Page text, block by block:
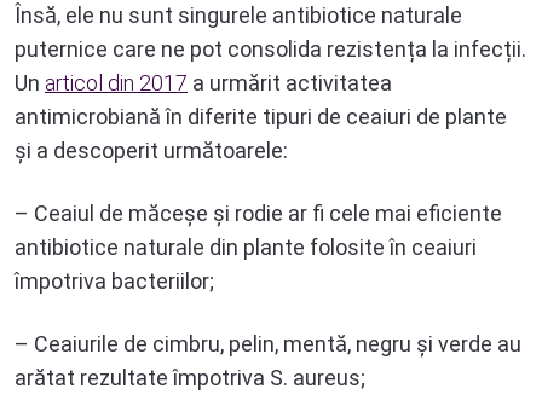
Însă, ele nu sunt singurele antibiotice naturale
puternice care ne pot consolida rezistența la infecții.
Un articol din 2017 a urmărit activitatea
antimicrobiană în diferite tipuri de ceaiuri de plante
și a descoperit următoarele:
– Ceaiul de măceșe și rodie ar fi cele mai eficiente
antibiotice naturale din plante folosite în ceaiuri
împotriva bacteriilor;
– Ceaiurile de cimbru, pelin, mentă, negru și verde au
arătat rezultate împotriva S. aureus;